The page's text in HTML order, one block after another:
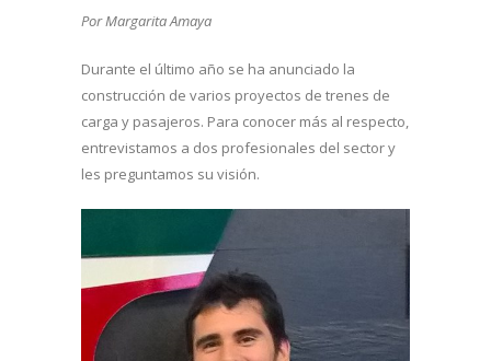
Por Margarita Amaya
Durante el último año se ha anunciado la
construcción de varios proyectos de trenes de
carga y pasajeros. Para conocer más al respecto,
entrevistamos a dos profesionales del sector y
les preguntamos su visión.